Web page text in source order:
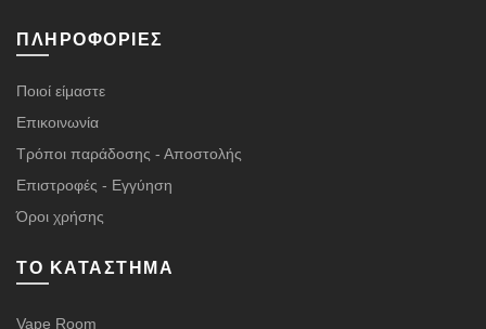
ΠΛΗΡΟΦΟΡΊΕΣ
Ποιοί είμαστε
Επικοινωνία
Τρόποι παράδοσης - Αποστολής
Επιστροφές - Εγγύηση
Όροι χρήσης
ΤΟ ΚΑΤΆΣΤΗΜΑ
Vape Room